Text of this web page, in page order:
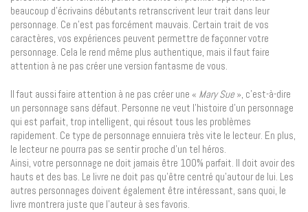
beaucoup d’écrivains débutants retranscrivent leur trait dans leur
personnage. Ce n’est pas forcément mauvais. Certain trait de vos
caractères, vos expériences peuvent permettre de façonner votre
personnage. Cela le rend même plus authentique, mais il faut faire
attention à ne pas créer une version fantasme de vous.
Il faut aussi faire attention à ne pas créer une « Mary Sue», c’est-à-dire
un personnage sans défaut. Personne ne veut l’histoire d’un personnage
qui est parfait, trop intelligent, qui résout tous les problèmes
rapidement. Ce type de personnage ennuiera très vite le lecteur. En plus,
le lecteur ne pourra pas se sentir proche d’un tel héros.
Ainsi, votre personnage ne doit jamais être 100% parfait. Il doit avoir des
hauts et des bas. Le livre ne doit pas qu’être centré qu’autour de lui. Les
autres personnages doivent également être intéressant, sans quoi, le
livre montrera juste que l’auteur à ses favoris.